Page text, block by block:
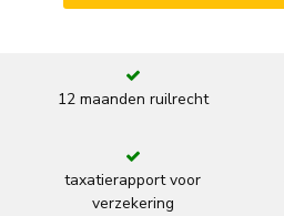
12 maanden ruilrecht
taxatierapport voor
verzekering